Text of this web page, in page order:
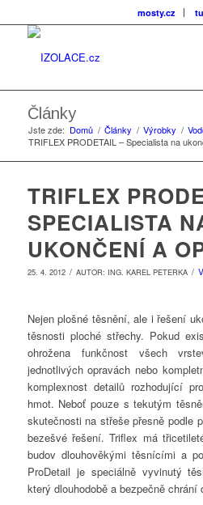
mosty.cz
Články
Jste zde: Domů / Články / Výrobky /
TRIFLEX PRODETAIL – Specialista na
TRIFLEX
SPECIALISTA
UKONČENÍ A
25. 4. 2012 / AUTOR: ING. KAREL PETERKA /
Nejen plošné těsnění, ale i řešení
těsnosti ploché střechy. Pokud
ohrožena funkčnost všech
jednotlivých opravách nebo
komplexnost detailů rozhodující
hmot. Neboť pouze s tekutým
skutečnosti na střeše přesně podle
bezešvé řešení. Triflex má
budov dlouhověkými těsnícími a
ProDetail je speciálně vyvinutý
který dlouhodobě a bezpečně chrání